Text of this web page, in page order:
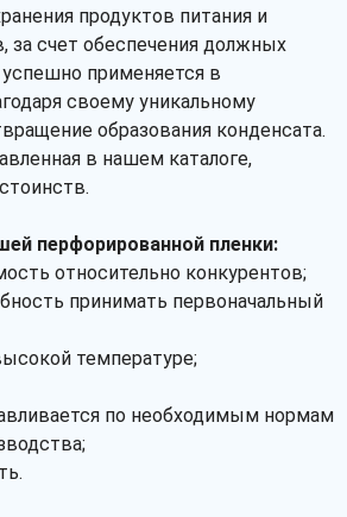
продуктов питания и
за счет обеспечения должных
применяется в
своему уникальному
образования конденсата.
в нашем каталоге,
перфорированной пленки:
относительно конкурентов;
принимать первоначальный
температуре;
по необходимым нормам